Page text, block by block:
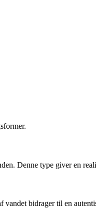
Denne type giver en
bidrager til en